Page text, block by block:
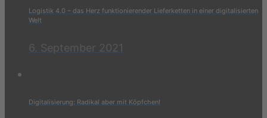
Logistik 4.0 – das Herz funktionierender Lieferketten in einer digitalisierten
Welt
6. September 2021
Digitalisierung: Radikal aber mit Köpfchen!